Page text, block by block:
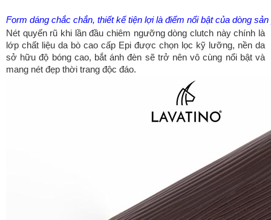
Form dáng chắc chắn, thiết kế tiện lợi là điểm nổi bật của dòng
Nét quyến rũ khi lần đầu chiêm ngưỡng dòng clutch này chính là
lớp chất liệu da bò cao cấp Epi được chọn lọc kỹ lưỡng, nền da
sở hữu độ bóng cao, bắt ánh đèn sẽ trở nên vô cùng nổi bật và
mang nét đẹp thời trang độc đáo.